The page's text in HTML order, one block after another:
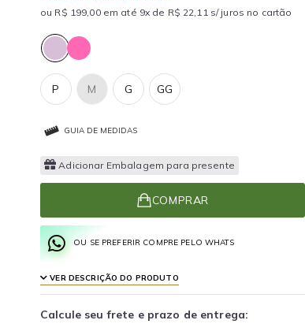
ou R$ 199,00 em até 9x de R$ 22,11 s/ juros no cartão
G
P M GG
GUIA DE MEDIDAS
Adicionar Embalagem para presente
COMPRAR
OU SE PREFERIR COMPRE PELO WHATS
VER DESCRIÇÃO DO PRODUTO
Calcule seu frete e prazo de entrega: